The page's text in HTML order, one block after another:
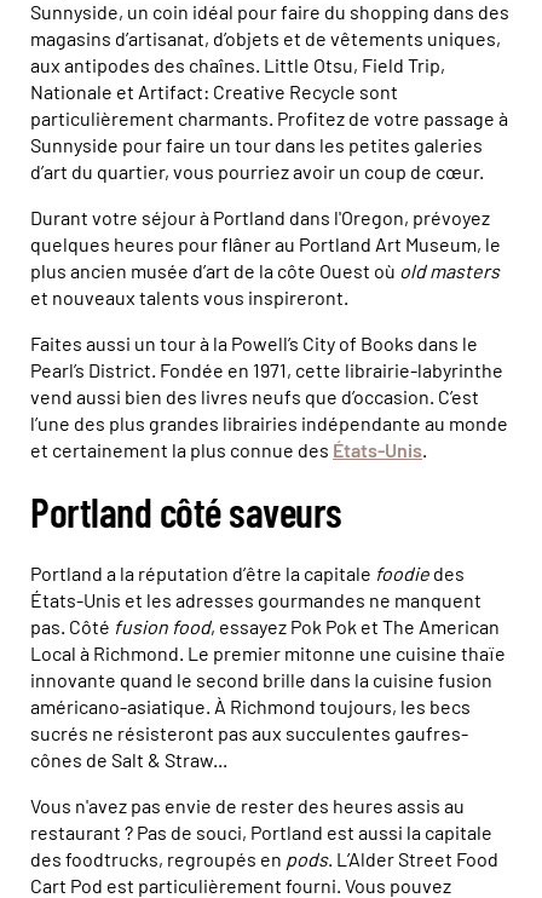
Sunnyside, un coin idéal pour faire du shopping dans des
magasins d’artisanat, d’objets et de vêtements uniques,
aux antipodes des chaînes. Little Otsu, Field Trip,
Nationale et Artifact: Creative Recycle sont
particulièrement charmants. Profitez de votre passage à
Sunnyside pour faire un tour dans les petites galeries
d’art du quartier, vous pourriez avoir un coup de cœur.
Durant votre séjour à Portland dans l'Oregon, prévoyez
quelques heures pour flâner au Portland Art Museum, le
plus ancien musée d’art de la côte Ouest où old masters
et nouveaux talents vous inspireront.
Faites aussi un tour à la Powell’s City of Books dans le
Pearl’s District. Fondée en 1971, cette librairie-labyrinthe
vend aussi bien des livres neufs que d’occasion. C’est
l’une des plus grandes librairies indépendante au monde
et certainement la plus connue des États-Unis.
Portland côté saveurs
Portland a la réputation d’être la capitale foodie des
États-Unis et les adresses gourmandes ne manquent
pas. Côté fusion food, essayez Pok Pok et The American
Local à Richmond. Le premier mitonne une cuisine thaïe
innovante quand le second brille dans la cuisine fusion
américano-asiatique. À Richmond toujours, les becs
sucrés ne résisteront pas aux succulentes gaufres-
cônes de Salt & Straw...
Vous n'avez pas envie de rester des heures assis au
restaurant ? Pas de souci, Portland est aussi la capitale
des foodtrucks, regroupés en pods. L’Alder Street Food
Cart Pod est particulièrement fourni. Vous pouvez